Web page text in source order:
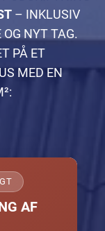
– INKLUSIV
OG NYT TAG.
PÅ ET
MED EN
AF